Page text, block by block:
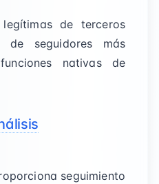
de terceros
de seguidores más
nativas de
seguimiento